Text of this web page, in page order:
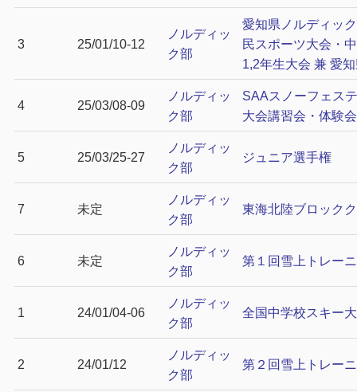
3 25/01/10-12
ノルディッ
ク部
愛知県ノルディッ
民スポーツ大会・
1,2年生大会 兼 愛
4 25/03/08-09
ノルディッ
ク部
SAAスノーフェス
大会講習会・体験会
5 25/03/25-27
ノルディッ
ク部
ジュニア選手権
7 未定
ノルディッ
ク部
東海北陸ブロック
6 未定
ノルディッ
ク部
第１回雪上トレー
1 24/01/04-06
ノルディッ
ク部
全国中学校スキー
2 24/01/12
ノルディッ
ク部
第２回雪上トレー